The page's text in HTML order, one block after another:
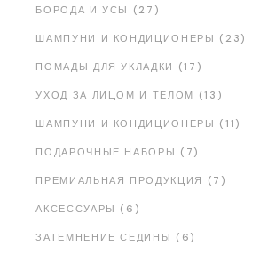
БОРОДА И УСЫ (27)
ШАМПУНИ И КОНДИЦИОНЕРЫ (23)
ПОМАДЫ ДЛЯ УКЛАДКИ (17)
УХОД ЗА ЛИЦОМ И ТЕЛОМ (13)
ШАМПУНИ И КОНДИЦИОНЕРЫ (11)
ПОДАРОЧНЫЕ НАБОРЫ (7)
ПРЕМИАЛЬНАЯ ПРОДУКЦИЯ (7)
АКСЕССУАРЫ (6)
ЗАТЕМНЕНИЕ СЕДИНЫ (6)